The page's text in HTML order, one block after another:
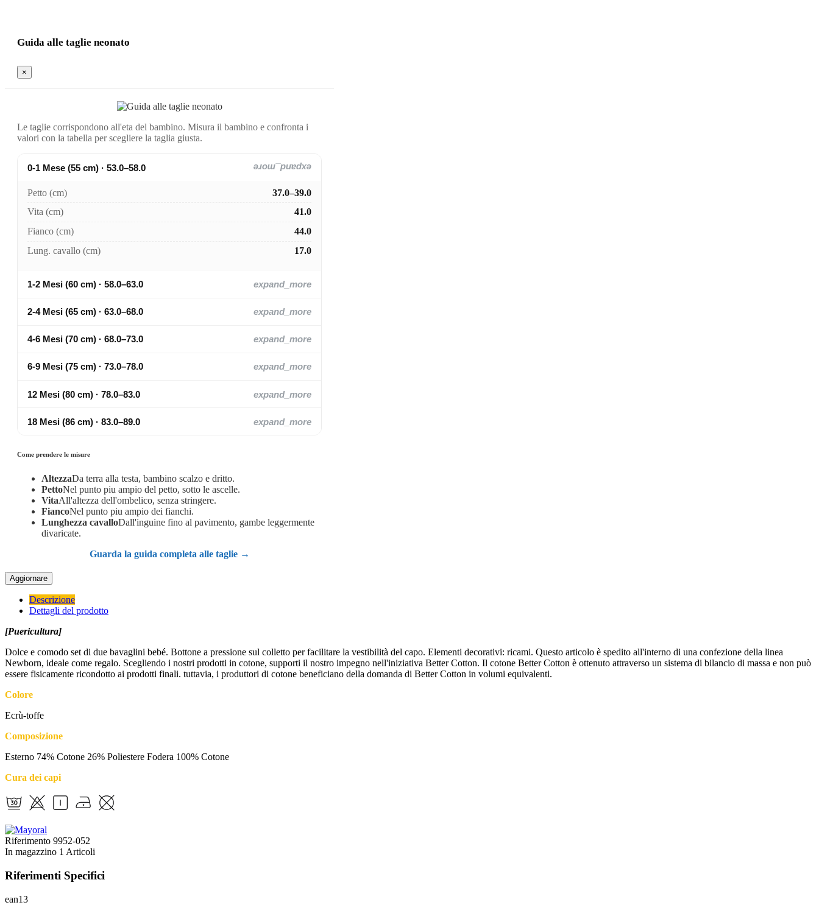
Guida alle taglie neonato
×
Le taglie corrispondono all'eta del bambino. Misura il bambino e confronta i
valori con la tabella per scegliere la taglia giusta.
0-1 Mese (55 cm) · 53.0–58.0 expand_more
Petto (cm)
37.0–39.0
Vita (cm)
41.0
Fianco (cm)
44.0
Lung. cavallo (cm)
17.0
1-2 Mesi (60 cm) · 58.0–63.0 expand_more
2-4 Mesi (65 cm) · 63.0–68.0 expand_more
4-6 Mesi (70 cm) · 68.0–73.0 expand_more
6-9 Mesi (75 cm) · 73.0–78.0 expand_more
12 Mesi (80 cm) · 78.0–83.0 expand_more
18 Mesi (86 cm) · 83.0–89.0 expand_more
Come prendere le misure
AltezzaDa terra alla testa, bambino scalzo e dritto.
PettoNel punto piu ampio del petto, sotto le ascelle.
VitaAll'altezza dell'ombelico, senza stringere.
FiancoNel punto piu ampio dei fianchi.
Lunghezza cavalloDall'inguine fino al pavimento, gambe leggermente
divaricate.
Guarda la guida completa alle taglie →
Descrizione
Dettagli del prodotto
[Puericultura]
Dolce e comodo set di due bavaglini bebé. Bottone a pressione sul colletto per facilitare la vestibilità del capo. Elementi decorativi: ricami. Questo articolo è spedito all'interno di una confezione della linea
Newborn, ideale come regalo. Scegliendo i nostri prodotti in cotone, supporti il nostro impegno nell'iniziativa Better Cotton. Il cotone Better Cotton è ottenuto attraverso un sistema di bilancio di massa e non può
essere fisicamente ricondotto ai prodotti finali. tuttavia, i produttori di cotone beneficiano della domanda di Better Cotton in volumi equivalenti.
Colore
Ecrù-toffe
Composizione
Esterno 74% Cotone 26% Poliestere Fodera 100% Cotone
Cura dei capi
Riferimento 9952-052
In magazzino 1 Articoli
Riferimenti Specifici
ean13